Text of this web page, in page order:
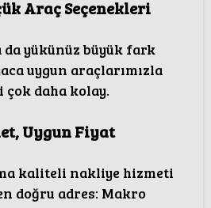
Araç Seçenekleri
yükünüz büyük fark
uygun araçlarımızla
çok daha kolay.
Uygun Fiyat
kaliteli nakliye hizmeti
doğru adres: Makro